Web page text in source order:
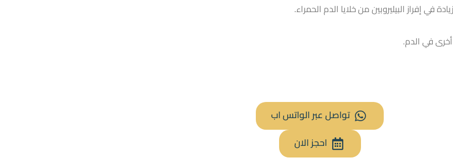
إفراز البيليروبين من خلايا الدم الحمراء.
في الدم.
تواصل عبر الواتس اب
احجز الان